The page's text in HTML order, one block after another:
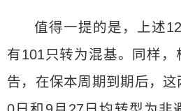
值得一提的是，上述
有101只转为混基。同样
告，在保本周期到期后，